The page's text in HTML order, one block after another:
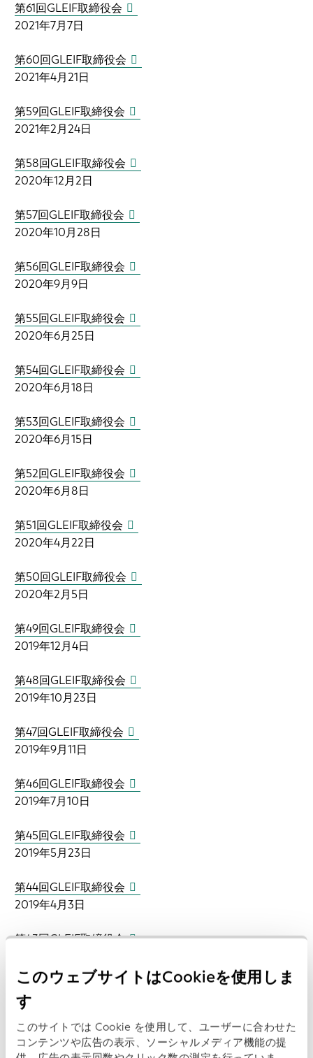
このウェブサイトはCookieを使用しま
す
このサイトでは Cookie を使用して、ユーザーに合わせた
コンテンツや広告の表示、ソーシャルメディア機能の提
第61回GLEIF取締役会
2021年7月7日
第60回GLEIF取締役会
2021年4月21日
第59回GLEIF取締役会
2021年2月24日
第58回GLEIF取締役会
2020年12月2日
第57回GLEIF取締役会
2020年10月28日
第56回GLEIF取締役会
2020年9月9日
第55回GLEIF取締役会
2020年6月25日
第54回GLEIF取締役会
2020年6月18日
第53回GLEIF取締役会
2020年6月15日
第52回GLEIF取締役会
2020年6月8日
第51回GLEIF取締役会
2020年4月22日
第50回GLEIF取締役会
2020年2月5日
第49回GLEIF取締役会
2019年12月4日
第48回GLEIF取締役会
2019年10月23日
第47回GLEIF取締役会
2019年9月11日
第46回GLEIF取締役会
2019年7月10日
第45回GLEIF取締役会
2019年5月23日
第44回GLEIF取締役会
2019年4月3日
第43回GLEIF取締役会
2018年12月12日
第41回GLEIF取締役会